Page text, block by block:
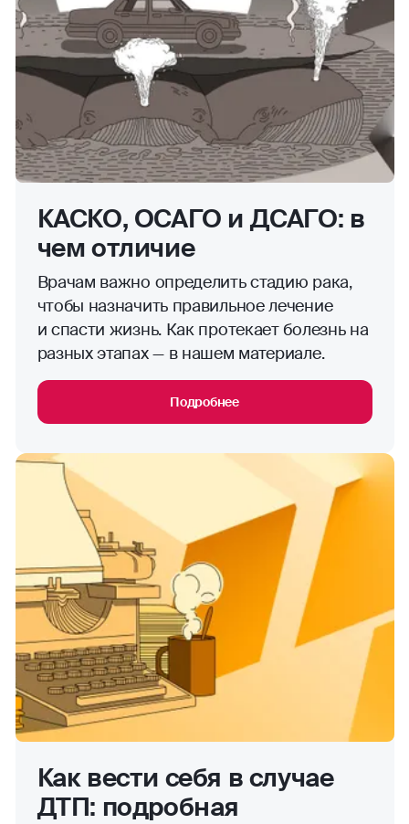
КАСКО, ОСАГО и ДСАГО: в
чем отличие
Врачам важно определить стадию рака,
чтобы назначить правильное лечение
и спасти жизнь. Как протекает болезнь на
разных этапах — в нашем материале.
Подробнее
Как вести себя в случае
ДТП: подробная